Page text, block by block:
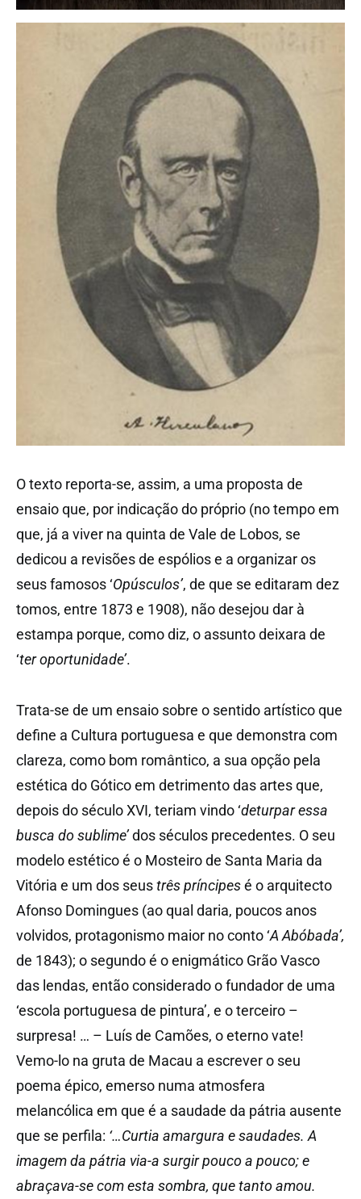
O texto reporta-se, assim, a uma proposta de
ensaio que, por indicação do próprio (no tempo em
que, já a viver na quinta de Vale de Lobos, se
dedicou a revisões de espólios e a organizar os
seus famosos ‘Opúsculos’, de que se editaram dez
tomos, entre 1873 e 1908), não desejou dar à
estampa porque, como diz, o assunto deixara de
‘ter oportunidade’.
Trata-se de um ensaio sobre o sentido artístico que
define a Cultura portuguesa e que demonstra com
clareza, como bom romântico, a sua opção pela
estética do Gótico em detrimento das artes que,
depois do século XVI, teriam vindo ‘deturpar essa
busca do sublime’dos séculos precedentes. O seu
modelo estético é o Mosteiro de Santa Maria da
Vitória e um dos seustrês príncipesé o arquitecto
Afonso Domingues (ao qual daria, poucos anos
volvidos, protagonismo maior no conto ‘A Abóbada’,
de 1843); o segundo é o enigmático Grão Vasco
das lendas, então considerado o fundador de uma
‘escola portuguesa de pintura’, e o terceiro –
surpresa! … – Luís de Camões, o eterno vate!
Vemo-lo na gruta de Macau a escrever o seu
poema épico, emerso numa atmosfera
melancólica em que é a saudade da pátria ausente
que se perfila: ‘…Curtia amargura e saudades. A
imagem da pátria via-a surgir pouco a pouco; e
abraçava-se com esta sombra, que tanto amou.